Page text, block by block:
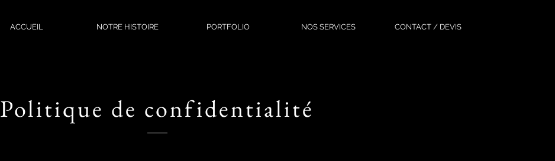
ACCUEIL NOTRE HISTOIRE PORTFOLIO NOS SERVICES CONTACT / DEVIS
Politique de confidentialité